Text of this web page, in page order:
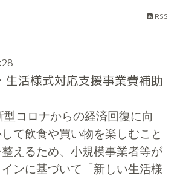
RSS
生活様式対応支援事業費補助
型コロナからの経済回復に向
て飲食や買い物を楽しむこと
えるため、小規模事業者等が
ンに基づいて「新しい生活様